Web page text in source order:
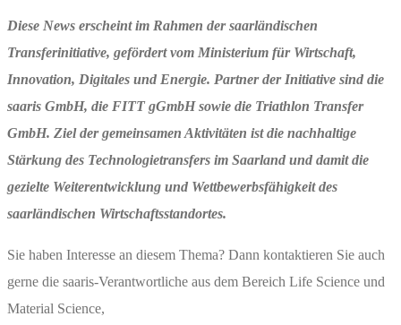
Diese News erscheint im Rahmen der saarländischen
Transferinitiative, gefördert vom Ministerium für Wirtschaft,
Innovation, Digitales und Energie. Partner der Initiative sind die
saaris GmbH, die FITT gGmbH sowie die Triathlon Transfer
GmbH. Ziel der gemeinsamen Aktivitäten ist die nachhaltige
Stärkung des Technologietransfers im Saarland und damit die
gezielte Weiterentwicklung und Wettbewerbsfähigkeit des
saarländischen Wirtschaftsstandortes.
Sie haben Interesse an diesem Thema? Dann kontaktieren Sie auch
gerne die saaris-Verantwortliche aus dem Bereich Life Science und
Material Science,